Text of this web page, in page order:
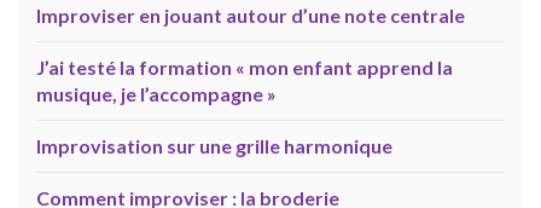
Improviser en jouant autour d’une note centrale
J’ai testé la formation « mon enfant apprend la
musique, je l’accompagne »
Improvisation sur une grille harmonique
Comment improviser : la broderie